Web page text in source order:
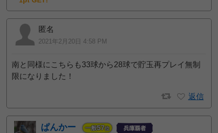
匿名
2021年2月20日 4:58 PM
南と同様にこちらも33球から28球で貯玉再プレイ無制
限になりました！
返信
ぱんかー 一般57位